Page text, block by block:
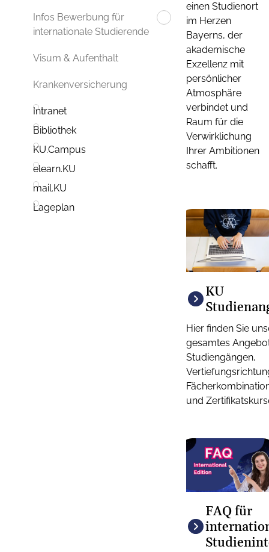
Infos Bewerbung für
internationale Studierende
Visum & Aufenthalt
Krankenversicherung
Intranet
Bibliothek
KU.Campus
elearn.KU
mail.KU
Lageplan
einen Studienort
im Herzen
Bayerns, der
akademische
Exzellenz mit
persönlicher
Atmosphäre
verbindet und
Raum für die
Verwirklichung
Ihrer Ambitionen
schafft.
KU
Hier finden Sie
gesamtes
Studiengängen,
und
FAQ für